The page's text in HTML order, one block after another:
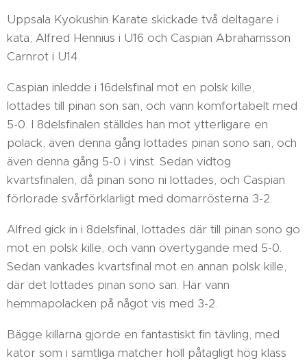
Uppsala Kyokushin Karate skickade två deltagare i
kata; Alfred Hennius i U16 och Caspian Abrahamsson
Carnrot i U14.
Caspian inledde i 16delsfinal mot en polsk kille,
lottades till pinan son san, och vann komfortabelt med
5-0. I 8delsfinalen ställdes han mot ytterligare en
polack, även denna gång lottades pinan sono san, och
även denna gång 5-0 i vinst. Sedan vidtog
kvartsfinalen, då pinan sono ni lottades, och Caspian
förlorade svårförklarligt med domarrösterna 3-2.
Alfred gick in i 8delsfinal, lottades där till pinan sono go
mot en polsk kille, och vann övertygande med 5-0.
Sedan vankades kvartsfinal mot en annan polsk kille,
där det lottades pinan sono san. Här vann
hemmapolacken på något vis med 3-2.
Bägge killarna gjorde en fantastiskt fin tävling, med
kator som i samtliga matcher höll påtagligt hög klass